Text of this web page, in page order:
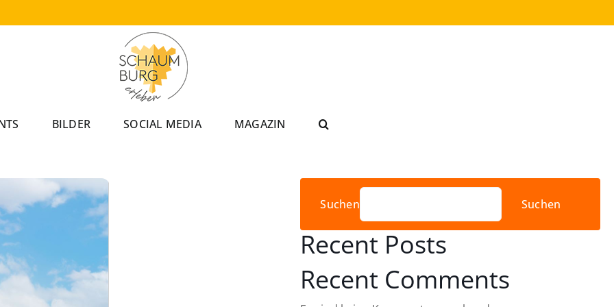
BILDER SOCIAL MEDIA MAGAZIN
Suchen Suchen
Recent Posts
Recent Comments